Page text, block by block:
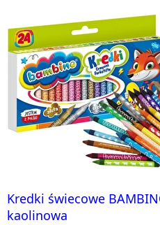
Kredki świecowe
kaolinowa